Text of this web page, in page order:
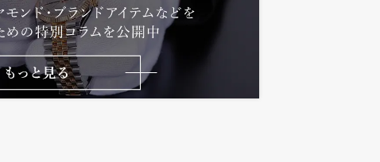
円
デイデイト18039
160,000